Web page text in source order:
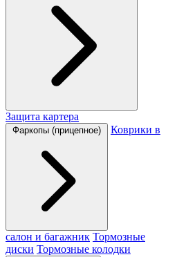
Защита картера
Фаркопы (прицепное) Коврики в
салон и багажник Тормозные
диски Тормозные колодки